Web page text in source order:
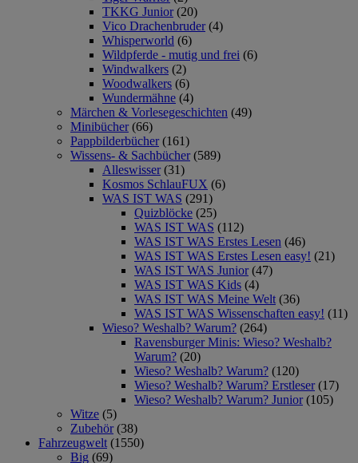
TKKG Junior (20)
Vico Drachenbruder (4)
Whisperworld (6)
Wildpferde - mutig und frei (6)
Windwalkers (2)
Woodwalkers (6)
Wundermähne (4)
Märchen & Vorlesegeschichten (49)
Minibücher (66)
Pappbilderbücher (161)
Wissens- & Sachbücher (589)
Alleswisser (31)
Kosmos SchlauFUX (6)
WAS IST WAS (291)
Quizblöcke (25)
WAS IST WAS (112)
WAS IST WAS Erstes Lesen (46)
WAS IST WAS Erstes Lesen easy! (21)
WAS IST WAS Junior (47)
WAS IST WAS Kids (4)
WAS IST WAS Meine Welt (36)
WAS IST WAS Wissenschaften easy! (11)
Wieso? Weshalb? Warum? (264)
Ravensburger Minis: Wieso? Weshalb?
Warum? (20)
Wieso? Weshalb? Warum? (120)
Wieso? Weshalb? Warum? Erstleser (17)
Wieso? Weshalb? Warum? Junior (105)
Witze (5)
Zubehör (38)
Fahrzeugwelt (1550)
Big (69)